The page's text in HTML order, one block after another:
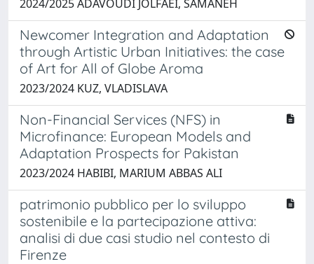
2024/2025 ADAVOUDI JOLFAEI, SAMANEH
Newcomer Integration and Adaptation
through Artistic Urban Initiatives: the case
of Art for All of Globe Aroma
2023/2024 KUZ, VLADISLAVA
Non-Financial Services (NFS) in
Microfinance: European Models and
Adaptation Prospects for Pakistan
2023/2024 HABIBI, MARIUM ABBAS ALI
patrimonio pubblico per lo sviluppo
sostenibile e la partecipazione attiva:
analisi di due casi studio nel contesto di
Firenze